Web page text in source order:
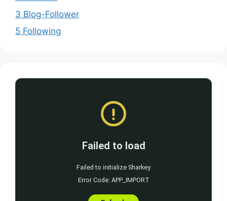
3 Blog-Follower
5 Following